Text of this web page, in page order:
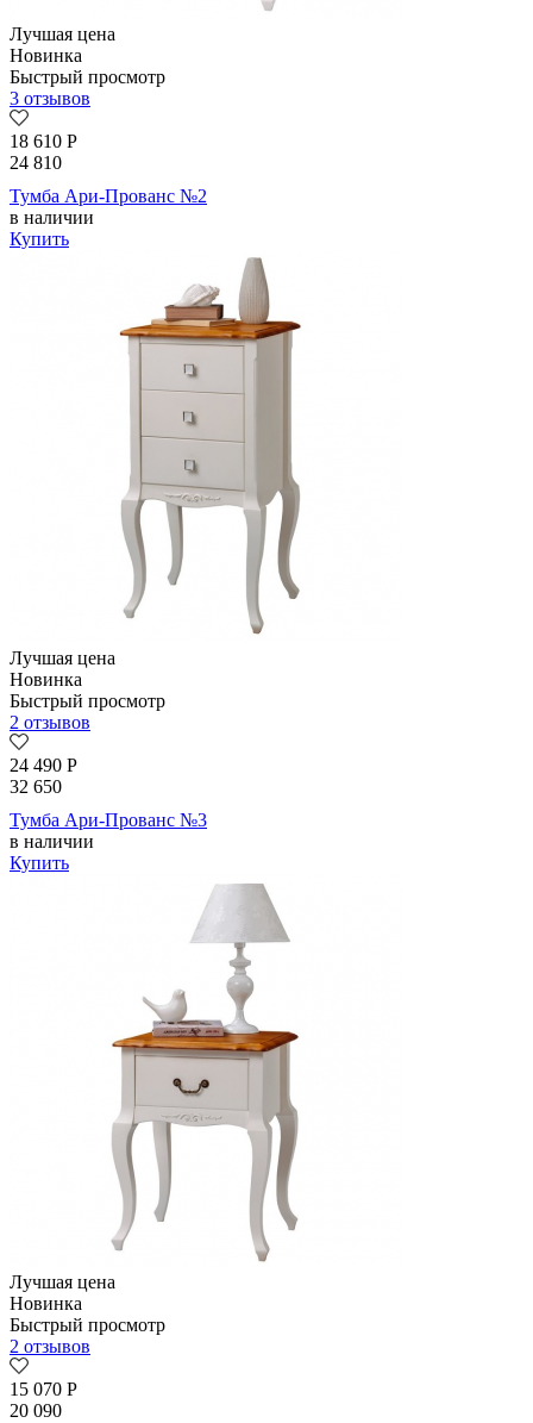
Лучшая цена
Новинка
Быстрый просмотр
3 отзывов
18 610 Р
24 810
Тумба Ари-Прованс №2
в наличии
Купить
Лучшая цена
Новинка
Быстрый просмотр
2 отзывов
24 490 Р
32 650
Тумба Ари-Прованс №3
в наличии
Купить
Лучшая цена
Новинка
Быстрый просмотр
2 отзывов
15 070 Р
20 090